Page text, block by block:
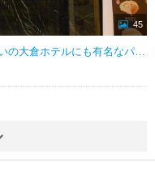
45
サニーヒルズが有名で、向かいの大倉ホテルにも有名なパイナップルケーキがありますが、このパン屋さんのもがオススメ。 4年ぶりに行きましたが、パイナップルケーキは値上がりしていました。 値上がりしたサニーヒルズと同じ値段に